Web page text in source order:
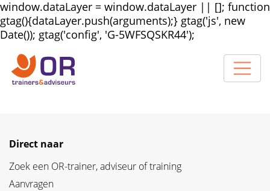
window.dataLayer = window.dataLayer || []; function
gtag(){dataLayer.push(arguments);} gtag('js', new
Date()); gtag('config', 'G-5WFSQSKR44');
Direct naar
Zoek een OR-trainer, adviseur of training
Aanvragen